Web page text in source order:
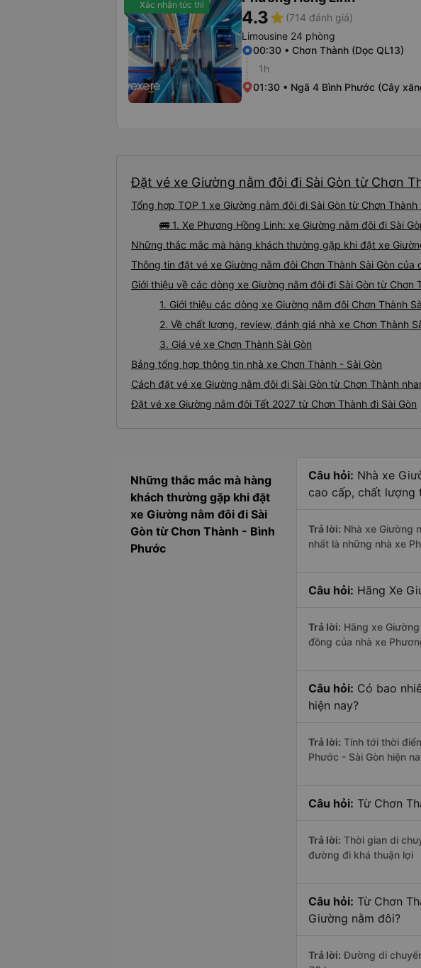
Xác nhận tức thì
4.3star (714 đánh giá)
Limousine 24 phòng
00:30 • Chơn Thành (Dọc QL13)
1h
01:30 • Ngã 4 Bình Phước (Cây
Đặt vé xe Giường nằm đôi đi Sài Gòn từ Chơn
Tổng hợp TOP 1 xe Giường nằm đôi đi Sài Gòn từ Chơn
🚌 1. Xe Phương Hồng Linh: xe Giường nằm đôi đi Sài
Những thắc mắc mà hàng khách thường gặp khi đặt xe
Thông tin đặt vé xe Giường nằm đôi Chơn Thành Sài Gòn của
Giới thiệu về các dòng xe Giường nằm đôi đi Sài Gòn từ Chơn
1. Giới thiệu các dòng xe Giường nằm đôi Chơn Thành
2. Về chất lượng, review, đánh giá nhà xe Chơn Thành
3. Giá vé xe Chơn Thành Sài Gòn
Bảng tổng hợp thông tin nhà xe Chơn Thành - Sài Gòn
Cách đặt vé xe Giường nằm đôi đi Sài Gòn từ Chơn Thành
Đặt vé xe Giường nằm đôi Tết 2027 từ Chơn Thành đi Sài Gòn
Những thắc mắc mà hàng
khách thường gặp khi đặt
xe Giường nằm đôi đi Sài
Gòn từ Chơn Thành - Bình
Phước
Câu hỏi: Nhà xe
cao cấp, chất lượng
Trả lời: Nhà xe Giường
nhất là những nhà xe
Câu hỏi: Hãng Xe
Trả lời: Hãng xe
đồng của nhà xe
Câu hỏi: Có bao
hiện nay?
Trả lời: Tính tới thời
Phước - Sài Gòn hiện
Câu hỏi: Từ Chơn
Trả lời: Thời gian di
đường đi khá thuận lợi
Câu hỏi: Từ Chơn
Giường nằm đôi?
Trả lời: Đường di